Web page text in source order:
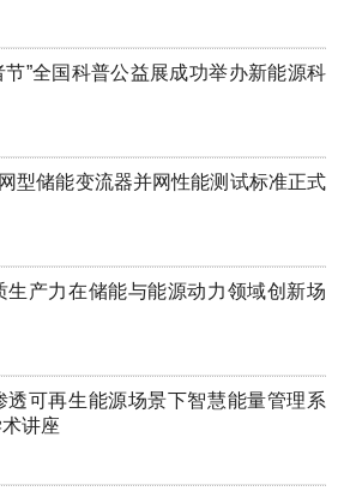
节”全国科普公益展成功举办新能源科
型储能变流器并网性能测试标准正式
生产力在储能与能源动力领域创新场
透可再生能源场景下智慧能量管理系
讲座